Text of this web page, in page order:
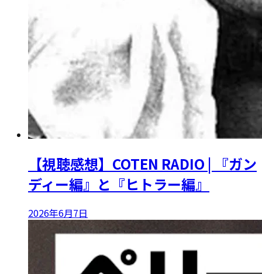
【視聴感想】COTEN RADIO | 『ガン
ディー編』と『ヒトラー編』
2026年6月7日